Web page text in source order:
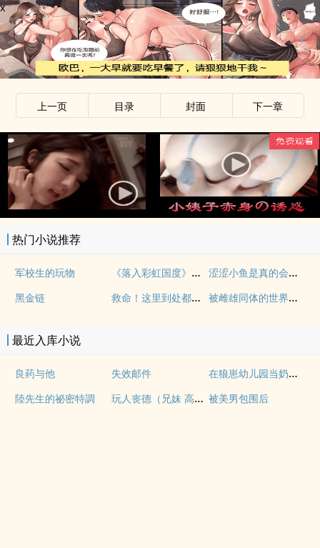
x
上一页 目录 封面 下一章
热门小说推荐
军校生的玩物 《落入彩虹国度》穿越+西幻+言情 涩涩小鱼是真的会被干透
黑金链 救命！这里到处都是阴暗批（西幻NPH） 被雌雄同体的世界爆炒了（玄幻nph）
最近入库小说
良药与他 失效邮件 在狼崽幼儿园当奶爸的日常
陸先生的祕密特調 玩人丧德（兄妹 高H） 被美男包围后